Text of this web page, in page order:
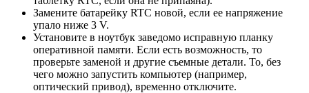
Замените батарейку RTC новой, если ее напряжение
упало ниже 3 V.
Установите в ноутбук заведомо исправную планку
оперативной памяти. Если есть возможность, то
проверьте заменой и другие съемные детали. То, без
чего можно запустить компьютер (например,
оптический привод), временно отключите.